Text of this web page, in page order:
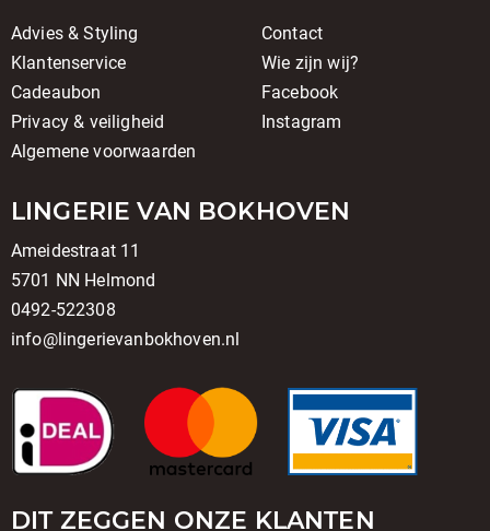
Advies & Styling
Klantenservice
Cadeaubon
Privacy & veiligheid
Algemene voorwaarden
Contact
Wie zijn wij?
Facebook
Instagram
LINGERIE VAN BOKHOVEN
Ameidestraat 11
5701 NN Helmond
0492-522308
info@lingerievanbokhoven.nl
DIT ZEGGEN ONZE KLANTEN